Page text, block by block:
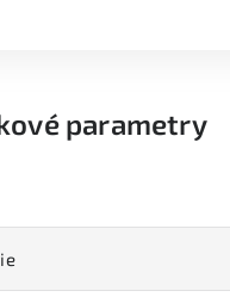
parametry